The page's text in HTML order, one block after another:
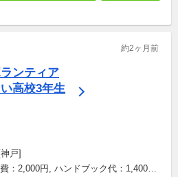
約2ヶ月前
ンティア
高校3年生
戸]
：2,000円, ハンドブック代：1,400円,